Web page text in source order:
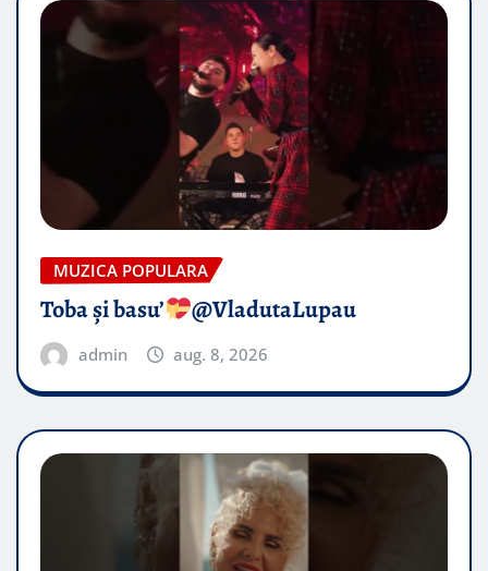
MUZICA POPULARA
Toba și basu’ @VladutaLupau
admin aug. 8, 2026